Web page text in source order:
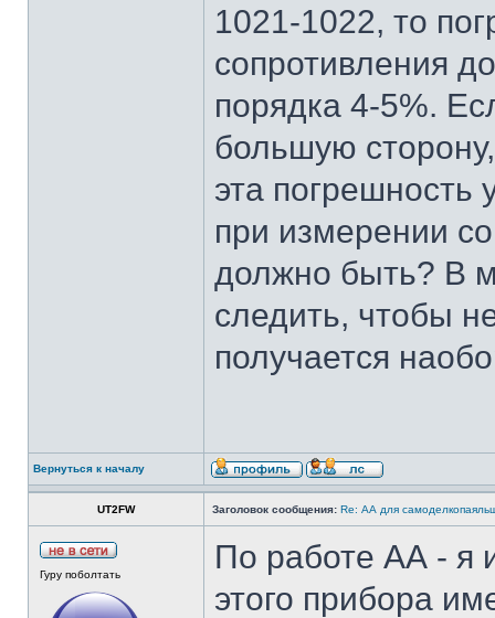
1021-1022, то
сопротивления
порядка 4-5%.
большую
эта
при измерении
должно быть? В
следить, чтобы
получается
Вернуться к началу
UT2FW Заголовок сообщения: Re: АА для
Гуру поболтать
По работе АА - я
этого прибора